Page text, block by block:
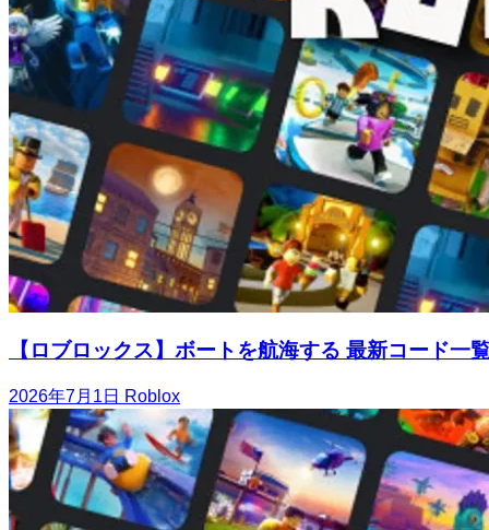
【ロブロックス】ボートを航海する 最新コード一
2026年7月1日 Roblox